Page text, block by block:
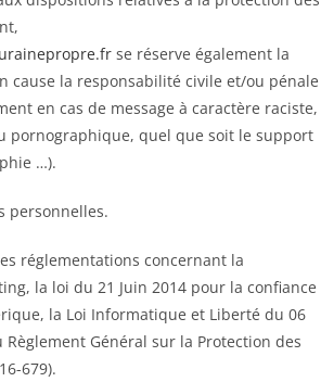
se réserve également la
cause la responsabilité civile et/ou pénale
en cas de message à caractère raciste,
pornographique, quel que soit le support
…).
personnelles.
réglementations concernant la
la loi du 21 Juin 2014 pour la confiance
la Loi Informatique et Liberté du 06
Général sur la Protection des
679).